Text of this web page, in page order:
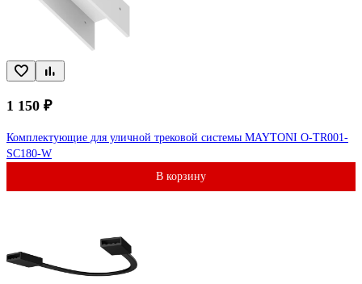
1 150 ₽
Комплектующие для уличной трековой системы MAYTONI O-TR001-
SC180-W
В корзину